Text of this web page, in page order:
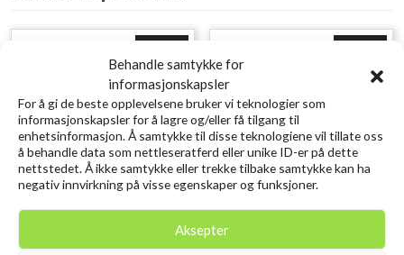
Behandle samtykke for
informasjonskapsler
For å gi de beste opplevelsene bruker vi teknologier som
informasjonskapsler for å lagre og/eller få tilgang til
enhetsinformasjon. Å samtykke til disse teknologiene vil tillate oss
å behandle data som nettleseratferd eller unike ID-er på dette
nettstedet. Å ikke samtykke eller trekke tilbake samtykke kan ha
negativ innvirkning på visse egenskaper og funksjoner.
Aksepter